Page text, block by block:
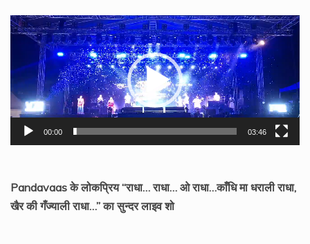
Video
Player
00:00 03:46
Pandavaas के लोकप्रिय “राधा… राधा… ओ राधा…काँधि मा धराली राधा,
खैर की गँज्याली राधा…” का सुन्दर लाइव शो